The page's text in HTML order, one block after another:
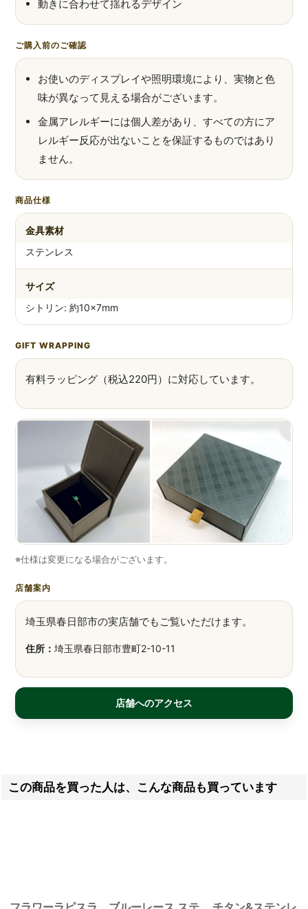
動きに合わせて揺れるデザイン
ご購入前のご確認
お使いのディスプレイや照明環境により、実物と色
味が異なって見える場合がございます。
金属アレルギーには個人差があり、すべての方にア
レルギー反応が出ないことを保証するものではあり
ません。
商品仕様
金具素材
ステンレス
サイズ
シトリン: 約10×7mm
GIFT WRAPPING
有料ラッピング（税込220円）に対応しています。
※仕様は変更になる場合がございます。
店舗案内
埼玉県春日部市の実店舗でもご覧いただけます。
住所： 埼玉県春日部市豊町2-10-11
店舗へのアクセス
この商品を買った人は、こんな商品も買っています